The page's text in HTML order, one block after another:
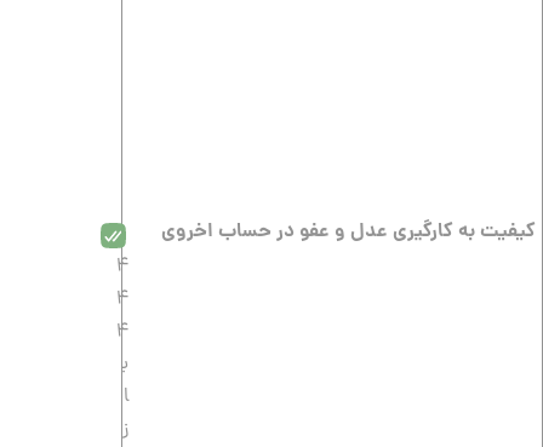
کیفیت به کارگیرى عدل و عفو در حساب اخروى
4
4
4
ب
ا
ز